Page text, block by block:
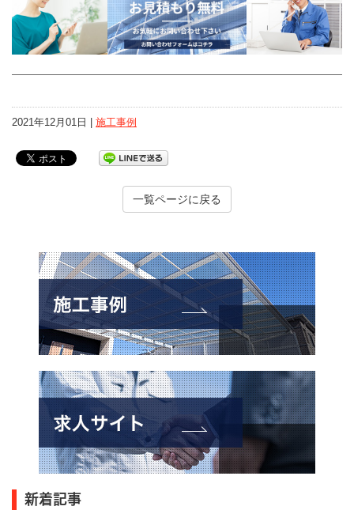
2021年12月01日 | 施工事例
一覧ページに戻る
新着記事